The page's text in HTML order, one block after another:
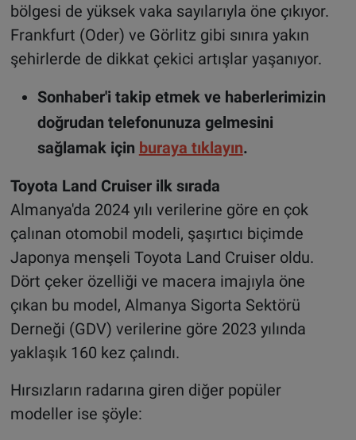
bölgesi de yüksek vaka sayılarıyla öne çıkıyor.
Frankfurt (Oder) ve Görlitz gibi sınıra yakın
şehirlerde de dikkat çekici artışlar yaşanıyor.
Sonhaber'i takip etmek ve haberlerimizin
doğrudan telefonunuza gelmesini
sağlamak için buraya tıklayın.
Toyota Land Cruiser ilk sırada
Almanya'da 2024 yılı verilerine göre en çok
çalınan otomobil modeli, şaşırtıcı biçimde
Japonya menşeli Toyota Land Cruiser oldu.
Dört çeker özelliği ve macera imajıyla öne
çıkan bu model, Almanya Sigorta Sektörü
Derneği (GDV) verilerine göre 2023 yılında
yaklaşık 160 kez çalındı.
Hırsızların radarına giren diğer popüler
modeller ise şöyle: